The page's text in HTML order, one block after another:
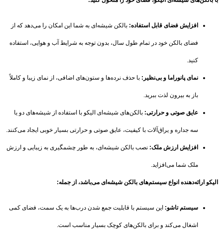
افزایش فضای قابل استفاده:بالکن شیشه‌ای به شما این امکان را می‌دهد که از
فضای بالکن خود در تمام طول سال، بدون توجه به شرایط آب و هوایی، استفاده
نمای پانوراما و بی‌نظیر:با حذف نرده‌ها و ستون‌های اضافی، از نمای زیبا و کاملاً
باز به بیرون لذت ببرید.
عایق صوتی و حرارتی:بالکن‌های شیشه‌ای الیکو با استفاده از شیشه‌های دو یا
سه جداره و یراق‌آلات با کیفیت، عایق صوتی و حرارتی بسیار خوبی ایجاد می‌کنند.
افزایش ارزش ملک:نصب بالکن شیشه‌ای، به طور چشمگیری به زیبایی و ارزش
ملک شما می‌افزاید.
ارائه‌دهنده انواع سیستم‌های بالکن شیشه‌ای می‌باشد، از جمله:
سیستم تاشو: این سیستم با قابلیت جمع شدن درب‌ها به یک سمت، فضای کمی
اشغال می‌کند و برای بالکن‌های کوچک بسیار مناسب است.